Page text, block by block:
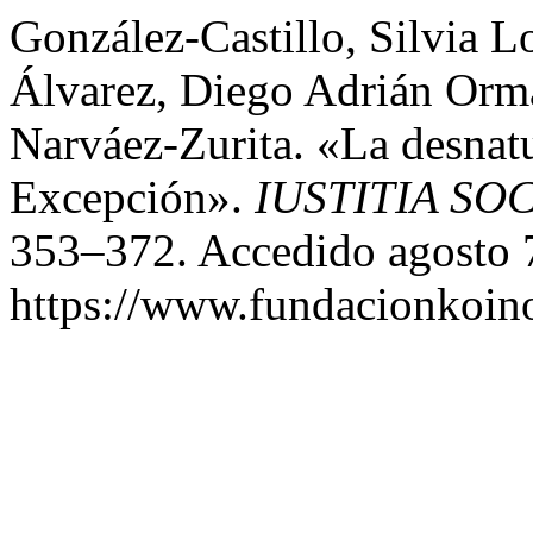
González-Castillo, Silvia
Álvarez, Diego Adrián
Narváez-Zurita. «La
Excepción». IUSTITIA
353–372. Accedido agosto
https://